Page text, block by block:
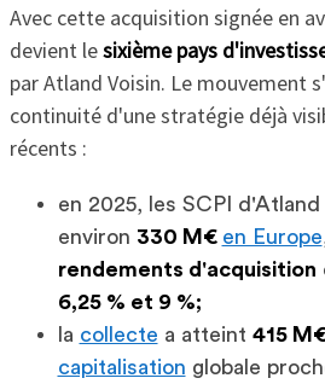
Avec cette acquisition signée en
devient lesixième pays
par Atland Voisin. Le mouvement
continuité d'une stratégie déjà
récents :
en 2025, les SCPI
environ 330 M€ en Europe
rendements d'acquisition
6,25 % et 9 %;
la collecte a atteint 415
capitalisation globale